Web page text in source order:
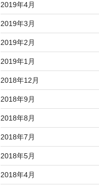
2019年4月
2019年3月
2019年2月
2019年1月
2018年12月
2018年9月
2018年8月
2018年7月
2018年5月
2018年4月